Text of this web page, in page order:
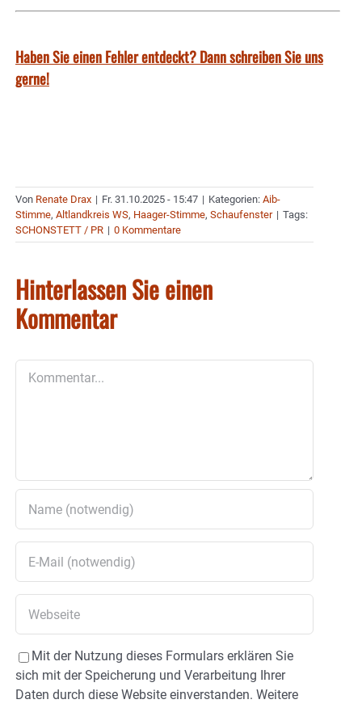
Haben Sie einen Fehler entdeckt? Dann schreiben Sie uns
gerne!
Von Renate Drax | Fr. 31.10.2025 - 15:47 | Kategorien: Aib-
Stimme, Altlandkreis WS, Haager-Stimme, Schaufenster | Tags:
SCHONSTETT / PR | 0 Kommentare
Hinterlassen Sie einen
Kommentar
Mit der Nutzung dieses Formulars erklären Sie
sich mit der Speicherung und Verarbeitung Ihrer
Daten durch diese Website einverstanden. Weitere